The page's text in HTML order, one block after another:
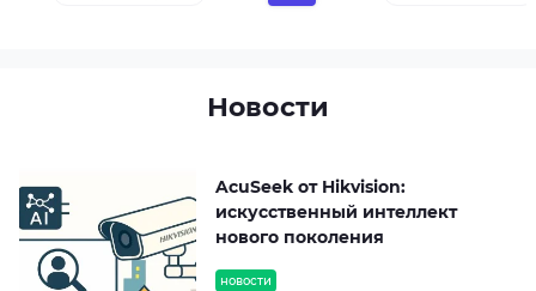
Новости
новости
AcuSeek от Hikvision:
искусственный интеллект
нового поколения